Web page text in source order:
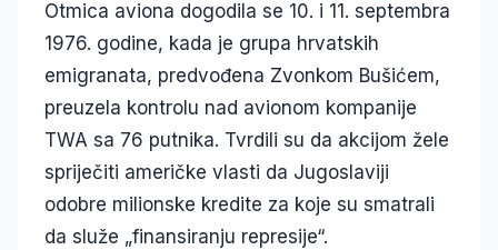
Otmica aviona dogodila se 10. i 11. septembra
1976. godine, kada je grupa hrvatskih
emigranata, predvođena Zvonkom Bušićem,
preuzela kontrolu nad avionom kompanije
TWA sa 76 putnika. Tvrdili su da akcijom žele
spriječiti američke vlasti da Jugoslaviji
odobre milionske kredite za koje su smatrali
da služe „finansiranju represije“.